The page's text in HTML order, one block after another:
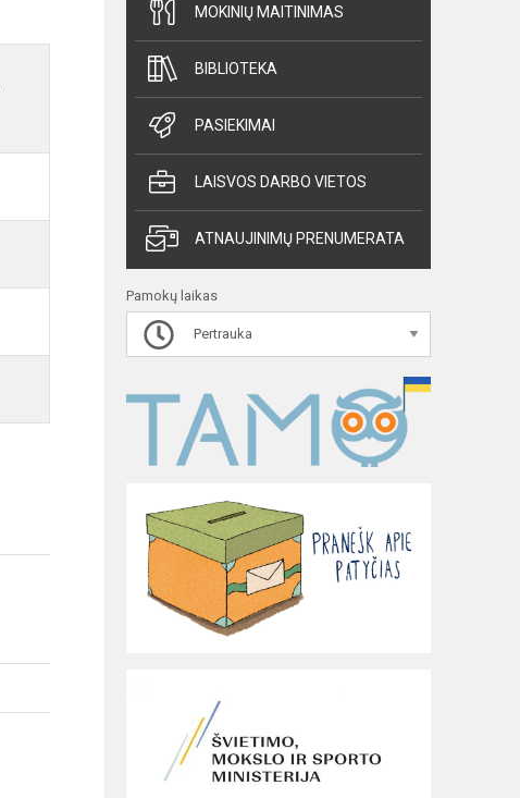
MOKINIŲ MAITINIMAS
BIBLIOTEKA
PASIEKIMAI
LAISVOS DARBO VIETOS
ATNAUJINIMŲ PRENUMERATA
Pamokų laikas
Pertrauka